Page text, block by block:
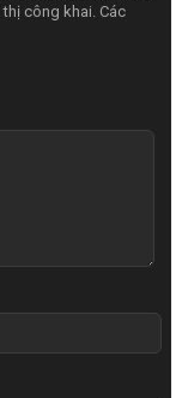
công khai. Các